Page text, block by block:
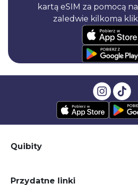
kartą eSIM za pomocą
zaledwie kilkoma
Quibity
Przydatne linki